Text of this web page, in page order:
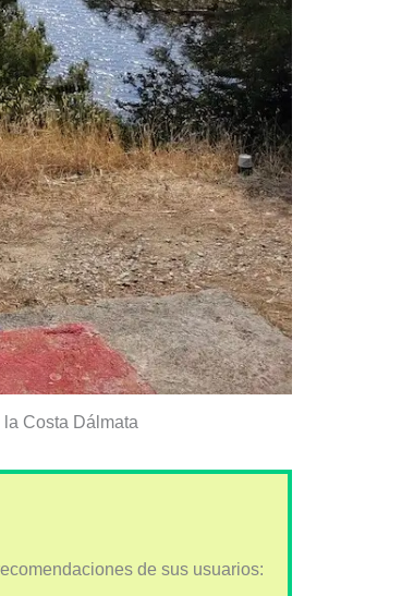
Costa Dálmata
de sus usuarios: